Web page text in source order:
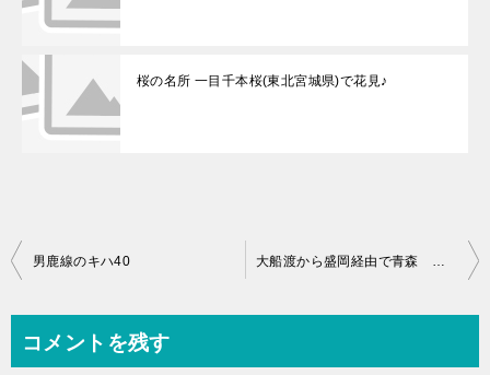
桜の名所 一目千本桜(東北宮城県)で花見♪
投
ビ
男鹿線のキハ40
コメントを残す